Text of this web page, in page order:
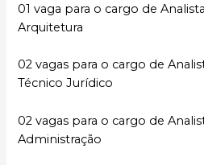
01 vaga para o cargo de
Arquitetura
02 vagas para o cargo de
Técnico Jurídico
02 vagas para o cargo de
Administração